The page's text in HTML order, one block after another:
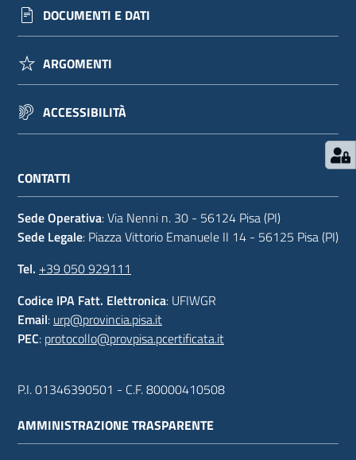
DOCUMENTI E DATI
ARGOMENTI
ACCESSIBILITÀ
CONTATTI
Sede Operativa: Via Nenni n. 30 - 56124 Pisa (PI)
Sede Legale: Piazza Vittorio Emanuele II 14 - 56125 Pisa (PI)
Tel. +39 050 929111
Codice IPA Fatt. Elettronica: UFIWGR
Email: urp@provincia.pisa.it
PEC: protocollo@provpisa.pcertificata.it
P.I. 01346390501 - C.F. 80000410508
AMMINISTRAZIONE TRASPARENTE